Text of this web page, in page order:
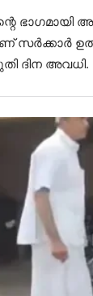
ഭാഗമായി
സർക്കാർ
ദിന അവധി.